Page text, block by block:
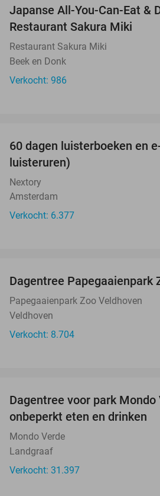
Japanse All-You-Can-Eat &
Restaurant Sakura Miki
Restaurant Sakura Miki
Beek en Donk
Verkocht: 986
60 dagen luisterboeken en
luisteruren)
Nextory
Amsterdam
Verkocht: 6.377
Dagentree Papegaaienpark
Papegaaienpark Zoo Veldhoven
Veldhoven
Verkocht: 8.704
Dagentree voor park Mondo
onbeperkt eten en drinken
Mondo Verde
Landgraaf
Verkocht: 31.397